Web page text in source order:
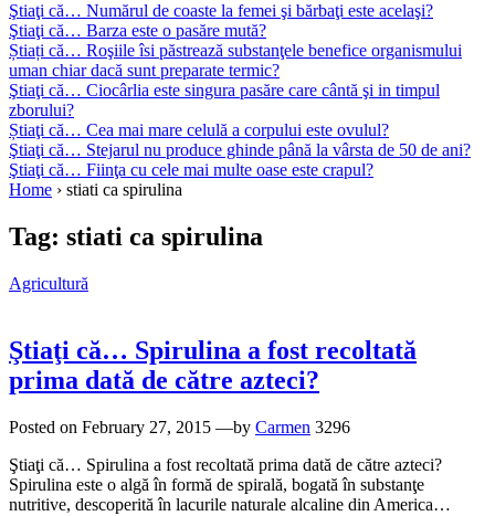
Ştiaţi că… Numărul de coaste la femei şi bărbaţi este acelaşi?
Ştiaţi că… Barza este o pasăre mută?
Știați că… Roşiile îsi păstrează substanţele benefice organismului
uman chiar dacă sunt preparate termic?
Ştiaţi că… Ciocârlia este singura pasăre care cântă şi in timpul
zborului?
Știaţi că… Cea mai mare celulă a corpului este ovulul?
Ştiaţi că… Stejarul nu produce ghinde până la vârsta de 50 de ani?
Ştiaţi că… Fiinţa cu cele mai multe oase este crapul?
Home › stiati ca spirulina
Tag: stiati ca spirulina
Agricultură
Ştiaţi că… Spirulina a fost recoltată
prima dată de către azteci?
Posted on February 27, 2015 —by Carmen 3296
Ştiaţi că… Spirulina a fost recoltată prima dată de către azteci?
Spirulina este o algă în formă de spirală, bogată în substanţe
nutritive, descoperită în lacurile naturale alcaline din America…